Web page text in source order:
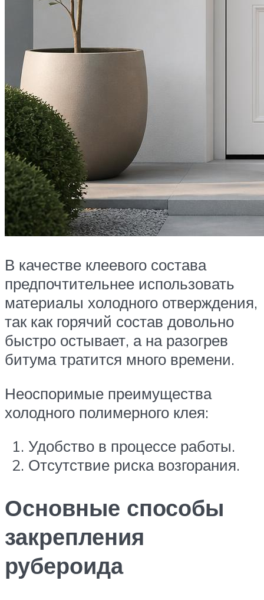
В качестве клеевого состава
предпочтительнее использовать
материалы холодного отверждения,
так как горячий состав довольно
быстро остывает, а на разогрев
битума тратится много времени.
Неоспоримые преимущества
холодного полимерного клея:
Удобство в процессе работы.
Отсутствие риска возгорания.
Основные способы
закрепления
рубероида